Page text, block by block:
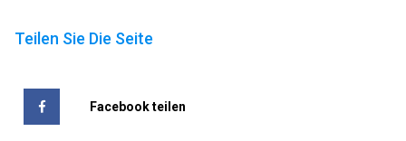
Teilen Sie Die Seite
Facebook teilen